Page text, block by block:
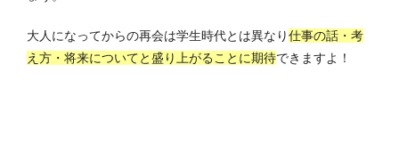
大人になってからの再会は学生時代とは異なり仕事の話・考
え方・将来についてと盛り上がることに期待できますよ！